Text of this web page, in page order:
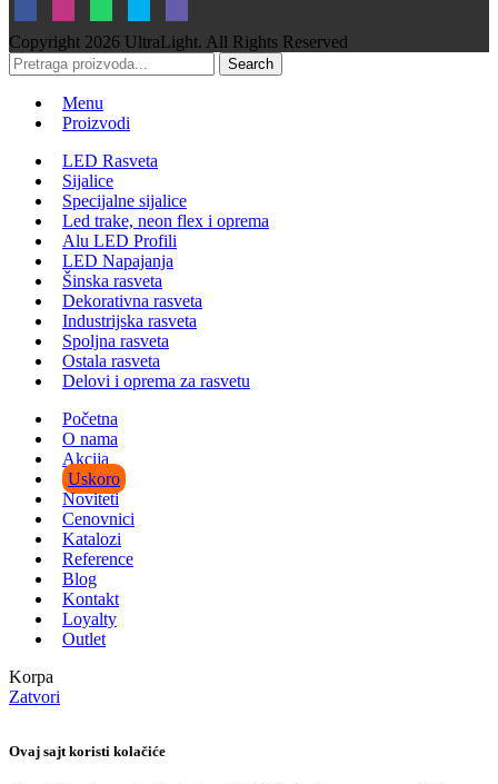
Copyright 2026 UltraLight. All Rights Reserved
Search
Menu
Proizvodi
LED Rasveta
Sijalice
Specijalne sijalice
Led trake, neon flex i oprema
Alu LED Profili
LED Napajanja
Šinska rasveta
Dekorativna rasveta
Industrijska rasveta
Spoljna rasveta
Ostala rasveta
Delovi i oprema za rasvetu
Početna
O nama
Akcija
Uskoro
Noviteti
Cenovnici
Katalozi
Reference
Blog
Kontakt
Loyalty
Outlet
Korpa
Zatvori
Ovaj sajt koristi kolačiće